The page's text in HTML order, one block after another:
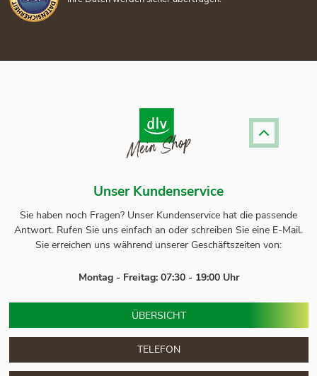
Unser Kundenservice
Sie haben noch Fragen? Unser Kundenservice hat die passende
Antwort. Rufen Sie uns einfach an oder schreiben Sie eine E-Mail.
Sie erreichen uns während unserer Geschäftszeiten von:
Montag - Freitag: 07:30 - 19:00 Uhr
ÜBERSICHT
TELEFON